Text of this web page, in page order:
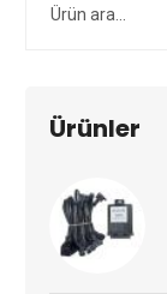
Ürünler